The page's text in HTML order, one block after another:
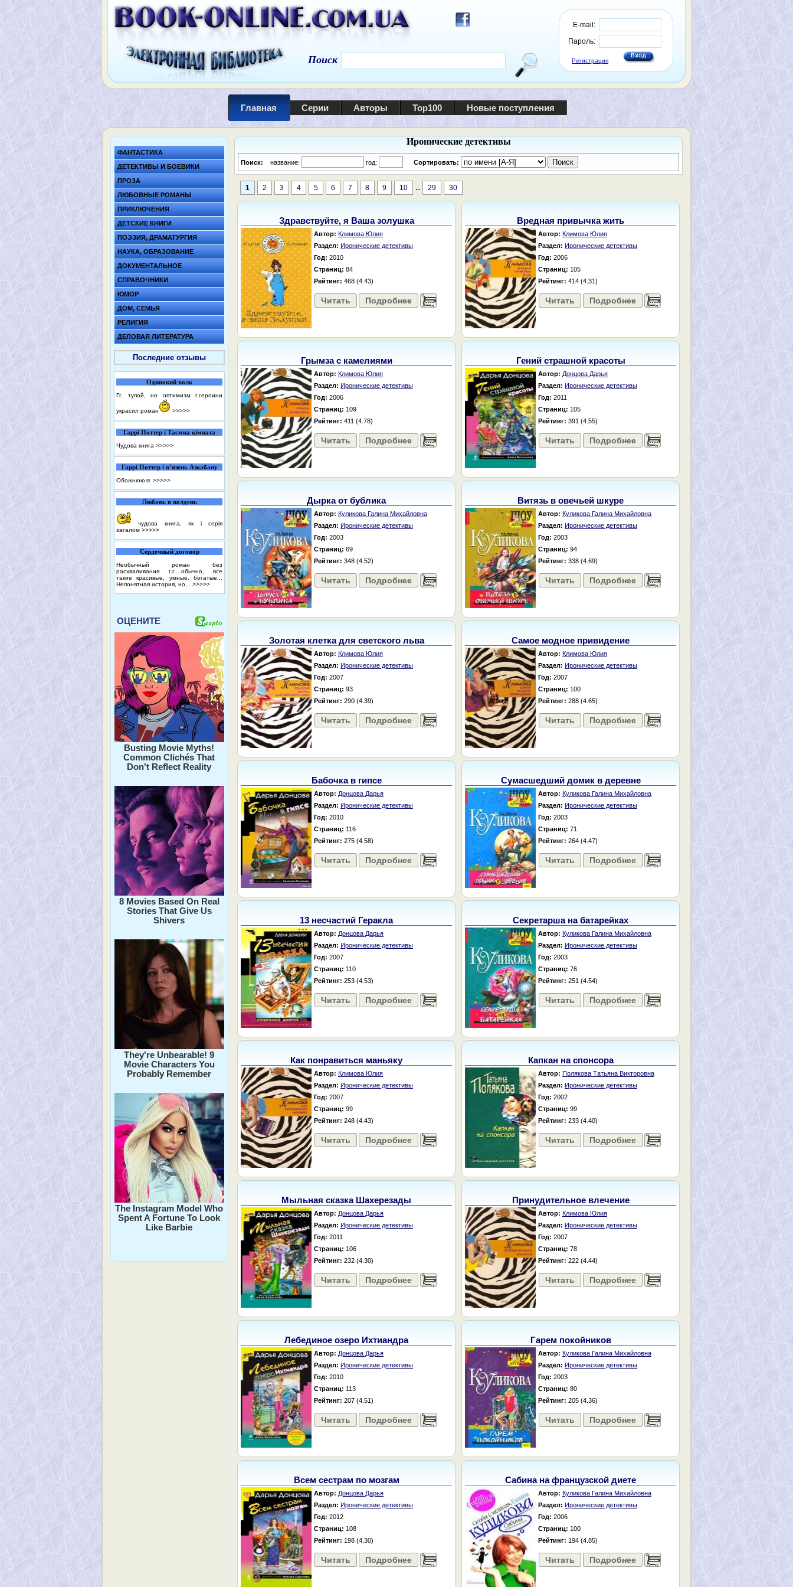
E-mail:
Пароль:
Регистрация
Поиск
Главная Серии Авторы Top100 Новые поступления
ФАНТАСТИКА
ДЕТЕКТИВЫ И БОЕВИКИ
ПРОЗА
ЛЮБОВНЫЕ РОМАНЫ
ПРИКЛЮЧЕНИЯ
ДЕТСКИЕ КНИГИ
ПОЭЗИЯ, ДРАМАТУРГИЯ
НАУКА, ОБРАЗОВАНИЕ
ДОКУМЕНТАЛЬНОЕ
СПРАВОЧНИКИ
ЮМОР
ДОМ, СЕМЬЯ
РЕЛИГИЯ
ДЕЛОВАЯ ЛИТЕРАТУРА
Последние отзывы
Одинокий волк
Гг. тупой, но оптимизм г.героини
украсил роман >>>>>
Гаррі Поттер і Таємна кімната
Чудова книга >>>>>
Гаррі Поттер і в’язень Азкабану
Обожнюю☺️ >>>>>
Любовь в полдень
чудова книга, як і серія
загалом >>>>>
Сердечный договор
Необычный роман без
расхваливания г.г....обычно, все
такие красивые, умные, богатые...
Непонятная история, но... >>>>>
ОЦЕНИТЕ
Busting Movie Myths!
Common Clichés That
Don't Reflect Reality
8 Movies Based On Real
Stories That Give Us
Shivers
They're Unbearable! 9
Movie Characters You
Probably Remember
The Instagram Model Who
Spent A Fortune To Look
Like Barbie
Иронические детективы
Поиск: название: год: Сортировать:
1 2 3 4 5 6 7 8 9 10 .. 29 30
Здравствуйте, я Ваша золушка
Автор: Климова Юлия
Раздел: Иронические детективы
Год: 2010
Страниц: 84
Рейтинг: 468 (4.43)
Читать Подробнее ......
Вредная привычка жить
Автор: Климова Юлия
Раздел: Иронические детективы
Год: 2006
Страниц: 105
Рейтинг: 414 (4.31)
Читать Подробнее ......
Грымза с камелиями
Автор: Климова Юлия
Раздел: Иронические детективы
Год: 2006
Страниц: 109
Рейтинг: 411 (4.78)
Читать Подробнее ......
Гений страшной красоты
Автор: Донцова Дарья
Раздел: Иронические детективы
Год: 2011
Страниц: 105
Рейтинг: 391 (4.55)
Читать Подробнее ......
Дырка от бублика
Автор: Куликова Галина Михайловна
Раздел: Иронические детективы
Год: 2003
Страниц: 69
Рейтинг: 348 (4.52)
Читать Подробнее ......
Витязь в овечьей шкуре
Автор: Куликова Галина Михайловна
Раздел: Иронические детективы
Год: 2003
Страниц: 94
Рейтинг: 338 (4.69)
Читать Подробнее ......
Золотая клетка для светского льва
Автор: Климова Юлия
Раздел: Иронические детективы
Год: 2007
Страниц: 93
Рейтинг: 290 (4.39)
Читать Подробнее ......
Самое модное привидение
Автор: Климова Юлия
Раздел: Иронические детективы
Год: 2007
Страниц: 100
Рейтинг: 288 (4.65)
Читать Подробнее ......
Бабочка в гипсе
Автор: Донцова Дарья
Раздел: Иронические детективы
Год: 2010
Страниц: 116
Рейтинг: 275 (4.58)
Читать Подробнее ......
Сумасшедший домик в деревне
Автор: Куликова Галина Михайловна
Раздел: Иронические детективы
Год: 2003
Страниц: 71
Рейтинг: 264 (4.47)
Читать Подробнее ......
13 несчастий Геракла
Автор: Донцова Дарья
Раздел: Иронические детективы
Год: 2007
Страниц: 110
Рейтинг: 253 (4.53)
Читать Подробнее ......
Секретарша на батарейках
Автор: Куликова Галина Михайловна
Раздел: Иронические детективы
Год: 2003
Страниц: 76
Рейтинг: 251 (4.54)
Читать Подробнее ......
Как понравиться маньяку
Автор: Климова Юлия
Раздел: Иронические детективы
Год: 2007
Страниц: 99
Рейтинг: 248 (4.43)
Читать Подробнее ......
Капкан на спонсора
Автор: Полякова Татьяна Викторовна
Раздел: Иронические детективы
Год: 2002
Страниц: 99
Рейтинг: 233 (4.40)
Читать Подробнее ......
Мыльная сказка Шахерезады
Автор: Донцова Дарья
Раздел: Иронические детективы
Год: 2011
Страниц: 106
Рейтинг: 232 (4.30)
Читать Подробнее ......
Принудительное влечение
Автор: Климова Юлия
Раздел: Иронические детективы
Год: 2007
Страниц: 78
Рейтинг: 222 (4.44)
Читать Подробнее ......
Лебединое озеро Ихтиандра
Автор: Донцова Дарья
Раздел: Иронические детективы
Год: 2010
Страниц: 113
Рейтинг: 207 (4.51)
Читать Подробнее ......
Гарем покойников
Автор: Куликова Галина Михайловна
Раздел: Иронические детективы
Год: 2003
Страниц: 80
Рейтинг: 205 (4.36)
Читать Подробнее ......
Всем сестрам по мозгам
Автор: Донцова Дарья
Раздел: Иронические детективы
Год: 2012
Страниц: 108
Рейтинг: 198 (4.30)
Читать Подробнее ......
Сабина на французской диете
Автор: Куликова Галина Михайловна
Раздел: Иронические детективы
Год: 2006
Страниц: 100
Рейтинг: 194 (4.85)
Читать Подробнее ......